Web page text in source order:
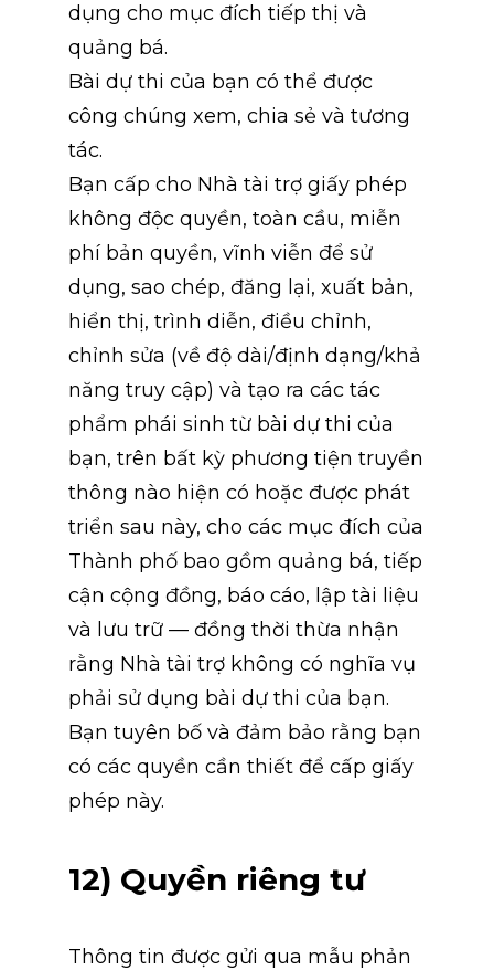
dụng cho mục đích tiếp thị và
quảng bá.
Bài dự thi của bạn có thể được
công chúng xem, chia sẻ và tương
tác.
Bạn cấp cho Nhà tài trợ giấy phép
không độc quyền, toàn cầu, miễn
phí bản quyền, vĩnh viễn để sử
dụng, sao chép, đăng lại, xuất bản,
hiển thị, trình diễn, điều chỉnh,
chỉnh sửa (về độ dài/định dạng/khả
năng truy cập) và tạo ra các tác
phẩm phái sinh từ bài dự thi của
bạn, trên bất kỳ phương tiện truyền
thông nào hiện có hoặc được phát
triển sau này, cho các mục đích của
Thành phố bao gồm quảng bá, tiếp
cận cộng đồng, báo cáo, lập tài liệu
và lưu trữ — đồng thời thừa nhận
rằng Nhà tài trợ không có nghĩa vụ
phải sử dụng bài dự thi của bạn.
Bạn tuyên bố và đảm bảo rằng bạn
có các quyền cần thiết để cấp giấy
phép này.
12) Quyền riêng tư
Thông tin được gửi qua mẫu phản